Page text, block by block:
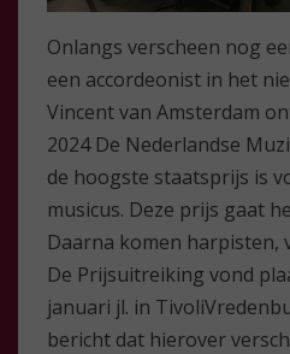
Onlangs verscheen nog
een accordeonist in het
Vincent van Amsterdam
2024 De Nederlandse
de hoogste staatsprijs is
musicus. Deze prijs gaat
Daarna komen harpisten,
De Prijsuitreiking vond
januari jl. in
bericht dat hierover